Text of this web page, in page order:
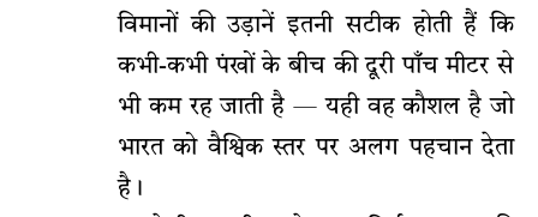
विमानों की उड़ानें इतनी सटीक होती हैं कि
कभी-कभी पंखों के बीच की दूरी पाँच मीटर से
भी कम रह जाती है — यही वह कौशल है जो
भारत को वैश्विक स्तर पर अलग पहचान देता
है।